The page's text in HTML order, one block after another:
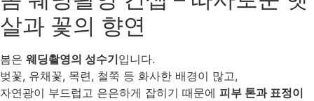
살과 꽃의 향연
봄은 웨딩촬영의 성수기입니다.
벚꽃, 유채꽃, 목련, 철쭉 등 화사한 배경이 많고,
자연광이 부드럽고 은은하게 잡히기 때문에 피부 톤과 표정이